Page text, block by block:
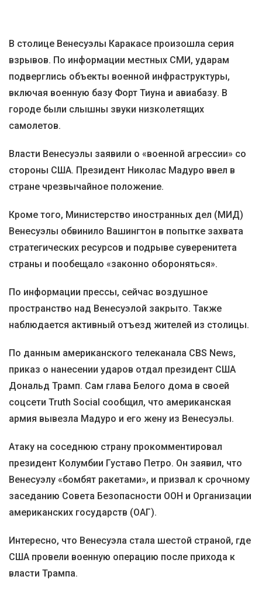
В столице Венесуэлы Каракасе произошла серия
взрывов. По информации местных СМИ, ударам
подверглись объекты военной инфраструктуры,
включая военную базу Форт Тиуна и авиабазу. В
городе были слышны звуки низколетящих
самолетов.
Власти Венесуэлы заявили о «военной агрессии» со
стороны США. Президент Николас Мадуро ввел в
стране чрезвычайное положение.
Кроме того, Министерство иностранных дел (МИД)
Венесуэлы обвинило Вашингтон в попытке захвата
стратегических ресурсов и подрыве суверенитета
страны и пообещало «законно обороняться».
По информации прессы, сейчас воздушное
пространство над Венесуэлой закрыто. Также
наблюдается активный отъезд жителей из столицы.
По данным американского телеканала CBS News,
приказ о нанесении ударов отдал президент США
Дональд Трамп. Сам глава Белого дома в своей
соцсети Truth Social сообщил, что американская
армия вывезла Мадуро и его жену из Венесуэлы.
Атаку на соседнюю страну прокомментировал
президент Колумбии Густаво Петро. Он заявил, что
Венесуэлу «бомбят ракетами», и призвал к срочному
заседанию Совета Безопасности ООН и Организации
американских государств (ОАГ).
Интересно, что Венесуэла стала шестой страной, где
США провели военную операцию после прихода к
власти Трампа.